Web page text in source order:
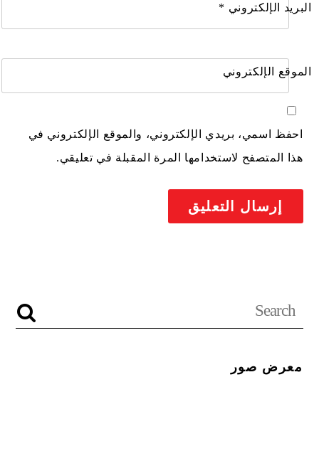
البريد الإلكتروني *
الموقع الإلكتروني
احفظ اسمي، بريدي الإلكتروني، والموقع الإلكتروني في
هذا المتصفح لاستخدامها المرة المقبلة في تعليقي.
معرض صور